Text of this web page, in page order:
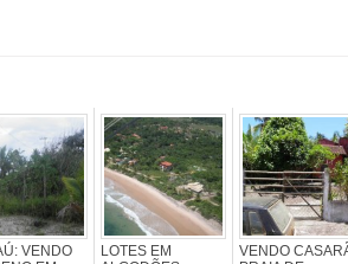
VENDO
LOTES EM
VENDO